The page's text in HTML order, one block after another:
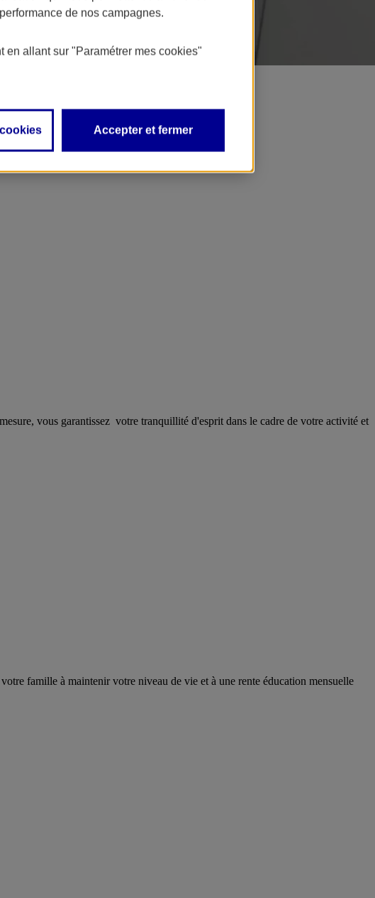
vous garantissez votre tranquillité d'esprit dans le cadre de votre activité et
famille à maintenir votre niveau de vie et à une rente éducation mensuelle
de nos campagnes.
en allant sur "Paramétrer mes cookies"
Accepter et fermer